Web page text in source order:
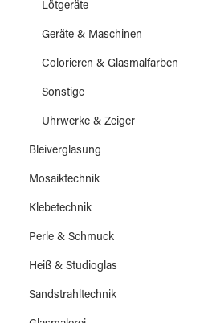
Lötgeräte
Geräte & Maschinen
Colorieren & Glasmalfarben
Sonstige
Uhrwerke & Zeiger
Bleiverglasung
Mosaiktechnik
Klebetechnik
Perle & Schmuck
Heiß & Studioglas
Sandstrahltechnik